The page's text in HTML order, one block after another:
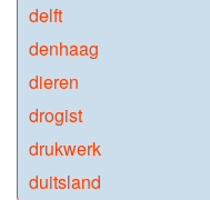
delft
denhaag
dieren
drogist
drukwerk
duitsland